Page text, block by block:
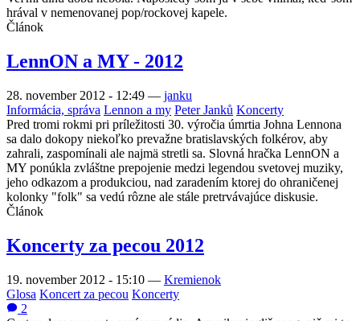
hrával v nemenovanej pop/rockovej kapele.
Článok
LennON a MY - 2012
28. november 2012 - 12:49 — janku
Informácia, správa Lennon a my Peter Janků Koncerty
Pred tromi rokmi pri príležitosti 30. výročia úmrtia Johna Lennona
sa dalo dokopy niekoľko prevažne bratislavských folkérov, aby
zahrali, zaspomínali ale najmä stretli sa. Slovná hračka LennON a
MY ponúkla zvláštne prepojenie medzi legendou svetovej muziky,
jeho odkazom a produkciou, nad zaradením ktorej do ohraničenej
kolonky "folk" sa vedú rôzne ale stále pretrvávajúce diskusie.
Článok
Koncerty za pecou 2012
19. november 2012 - 15:10 — Kremienok
Glosa Koncert za pecou Koncerty
2